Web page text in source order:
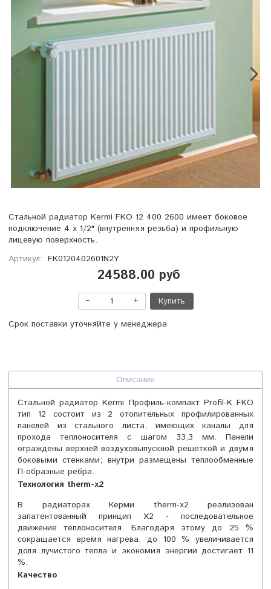
Стальной радиатор Kermi FKO 12 400 2600 имеет боковое
подключение 4 х 1/2" (внутренняя резьба) и профильную
лицевую поверхность.
Артикул: FK0120402601N2Y
24588.00 руб
Купить
Срок поставки уточняйте у менеджера
Описание
Стальной радиатор Kermi Профиль-компакт Profil-K FKO
тип 12 состоит из 2 отопительных профилированных
панелей из стального листа, имеющих каналы для
прохода теплоносителя с шагом 33,3 мм. Панели
ограждены верхней воздуховыпускной решеткой и двумя
боковыми стенками; внутри размещены теплообменные
П-образные ребра.
Технология therm-x2
В радиаторах Керми therm-x2 реализован
запатентованный принцип Х2 - последовательное
движение теплоносителя. Благодаря этому до 25 %
сокращается время нагрева, до 100 % увеличивается
доля лучистого тепла и экономия энергии достигает 11
%.
Качество